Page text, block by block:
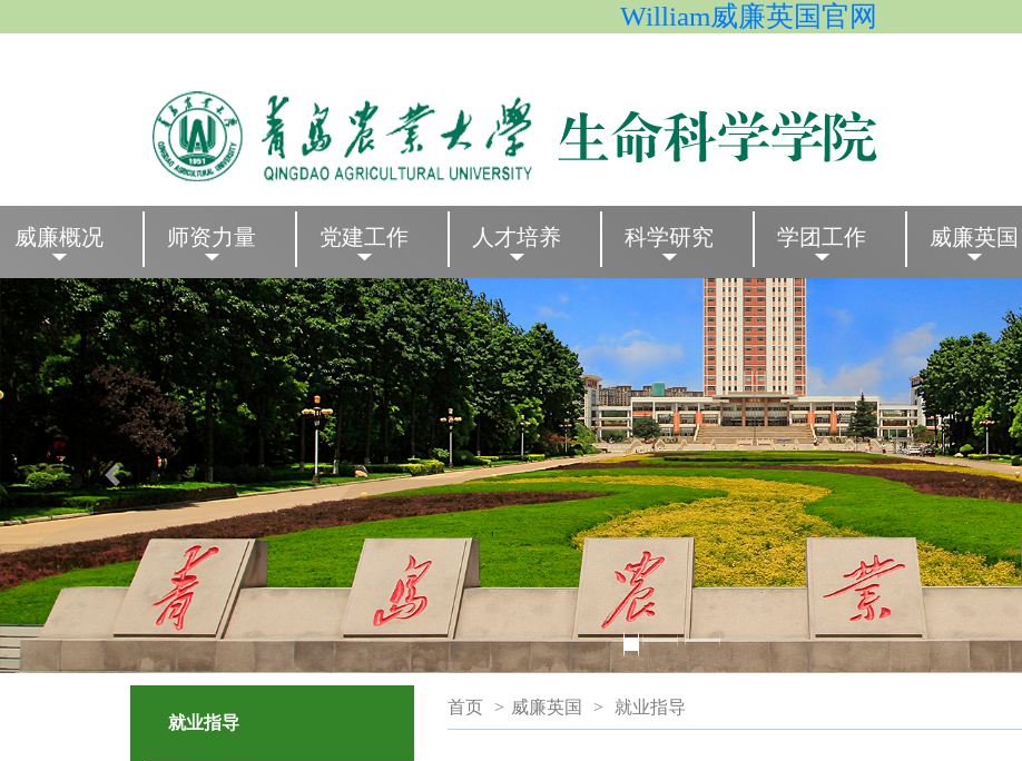
William威廉英国官网
威廉概况 师资力量 党建工作 人才培养 科学研究 学团工作 威廉英国
就业指导
首页 > 威廉英国 > 就业指导